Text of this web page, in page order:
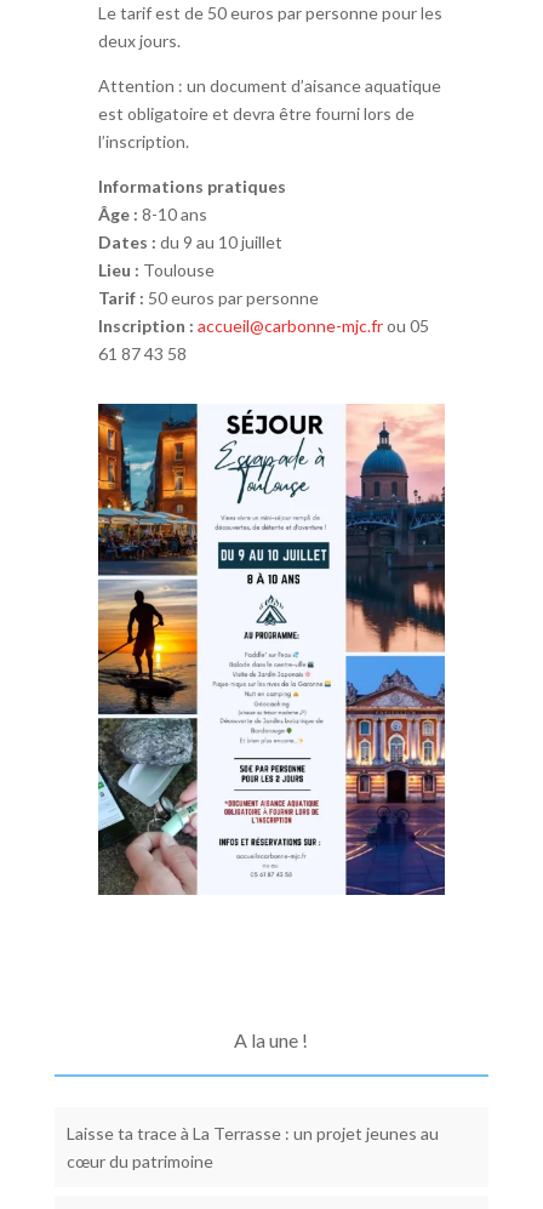
Le tarif est de 50 euros par personne pour les
deux jours.
Attention : un document d’aisance aquatique
est obligatoire et devra être fourni lors de
l’inscription.
Informations pratiques
Âge : 8-10 ans
Dates : du 9 au 10 juillet
Lieu : Toulouse
Tarif : 50 euros par personne
Inscription : accueil@carbonne-mjc.frou 05
61 87 43 58
A la une !
Laisse ta trace à La Terrasse : un projet jeunes au
cœur du patrimoine